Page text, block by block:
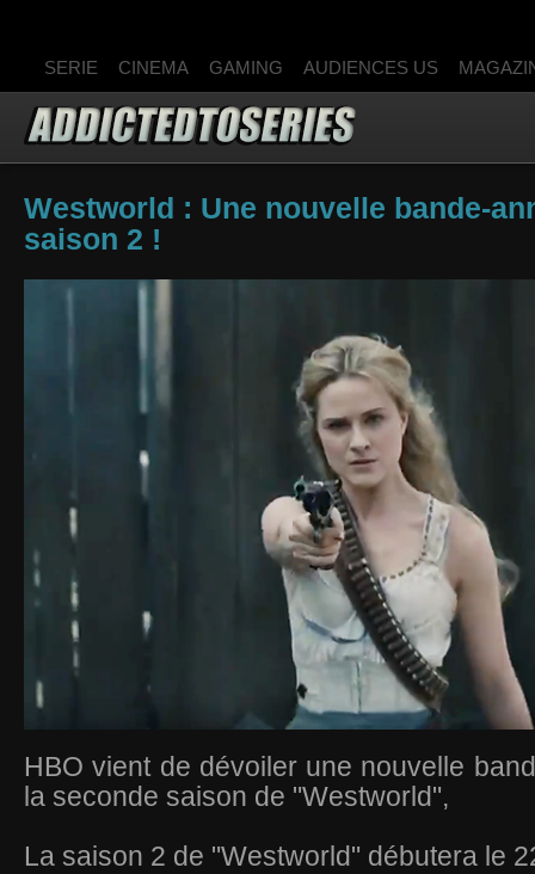
SERIE CINEMA GAMING AUDIENCES US
Westworld : Une nouvelle bande-
saison 2 !
HBO vient de dévoiler une nouvelle
la seconde saison de "Westworld",
La saison 2 de "Westworld" débutera le